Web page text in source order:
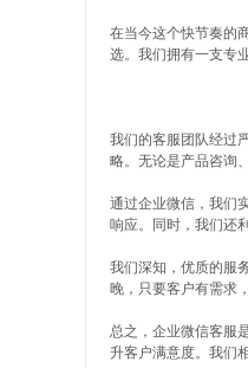
在当今这个快节奏的
选。我们拥有一支专
我们的客服团队经过
略。无论是产品咨询
通过企业微信，我们
响应。同时，我们还
我们深知，优质的服
晚，只要客户有需求
总之，企业微信客服
升客户满意度。我们